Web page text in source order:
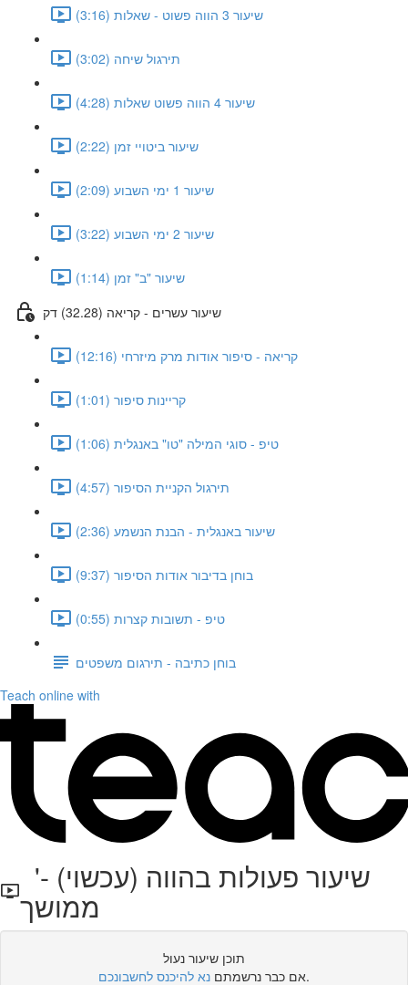
שיעור 3 הווה פשוט - שאלות (3:16)
תירגול שיחה (3:02)
שיעור 4 הווה פשוט שאלות (4:28)
שיעור ביטויי זמן (2:22)
שיעור 1 ימי השבוע (2:09)
שיעור 2 ימי השבוע (3:22)
שיעור "ב" זמן (1:14)
שיעור עשרים - קריאה (32.28) דק
קריאה - סיפור אודות מרק מיזרחי (12:16)
קריינות סיפור (1:01)
טיפ - סוגי המילה "טו" באנגלית (1:06)
תירגול הקניית הסיפור (4:57)
שיעור באנגלית - הבנת הנשמע (2:36)
בוחן בדיבור אודות הסיפור (9:37)
טיפ - תשובות קצרות (0:55)
בוחן כתיבה - תירגום משפטים
Teach online with
'שיעור פעולות בהווה (עכשוי) -
ממושך
תוכן שיעור נעול
אם כבר נרשמתם נא להיכנס לחשבונכם .